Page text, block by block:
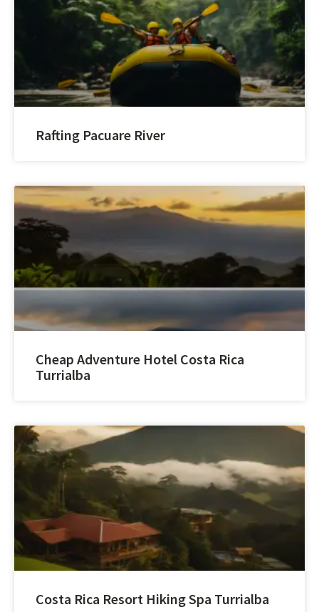
Rafting Pacuare River
Cheap Adventure Hotel Costa Rica
Turrialba
Costa Rica Resort Hiking Spa Turrialba